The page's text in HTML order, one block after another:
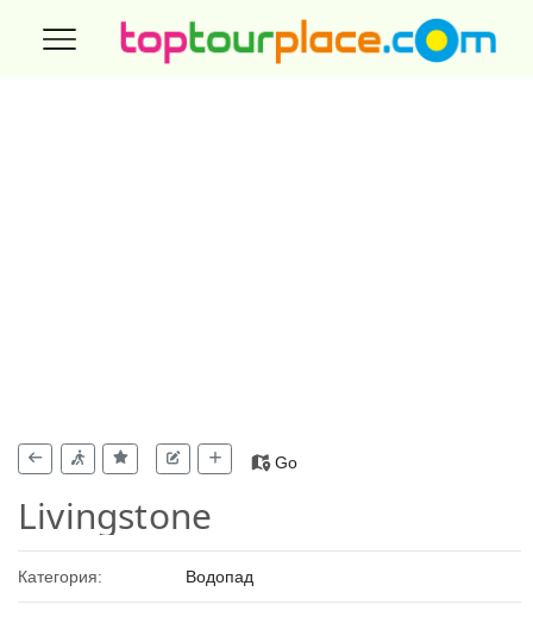
Go
Livingstone
Категория: Водопад